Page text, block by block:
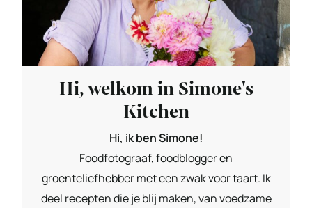
Hi, welkom in Simone's
Kitchen
Hi, ik ben Simone!
Foodfotograaf, foodblogger en
groenteliefhebber met een zwak voor taart. Ik
deel recepten die je blij maken, van voedzame